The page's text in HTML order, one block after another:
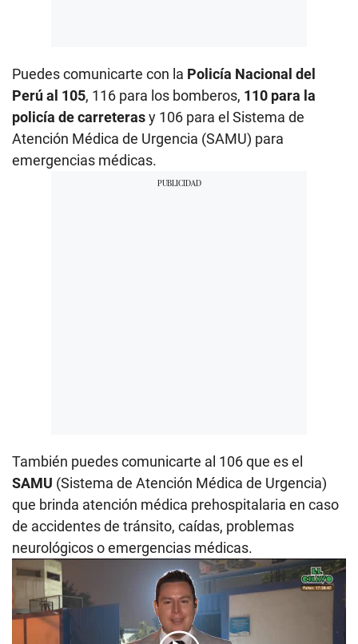
Puedes comunicarte con la Policía Nacional del
Perú al 105, 116 para los bomberos, 110 para la
policía de carreterasy 106 para el Sistema de
Atención Médica de Urgencia (SAMU) para
emergencias médicas.
También puedes comunicarte al 106 que es el
SAMU (Sistema de Atención Médica de Urgencia)
que brinda atención médica prehospitalaria en caso
de accidentes de tránsito, caídas, problemas
neurológicos o emergencias médicas.